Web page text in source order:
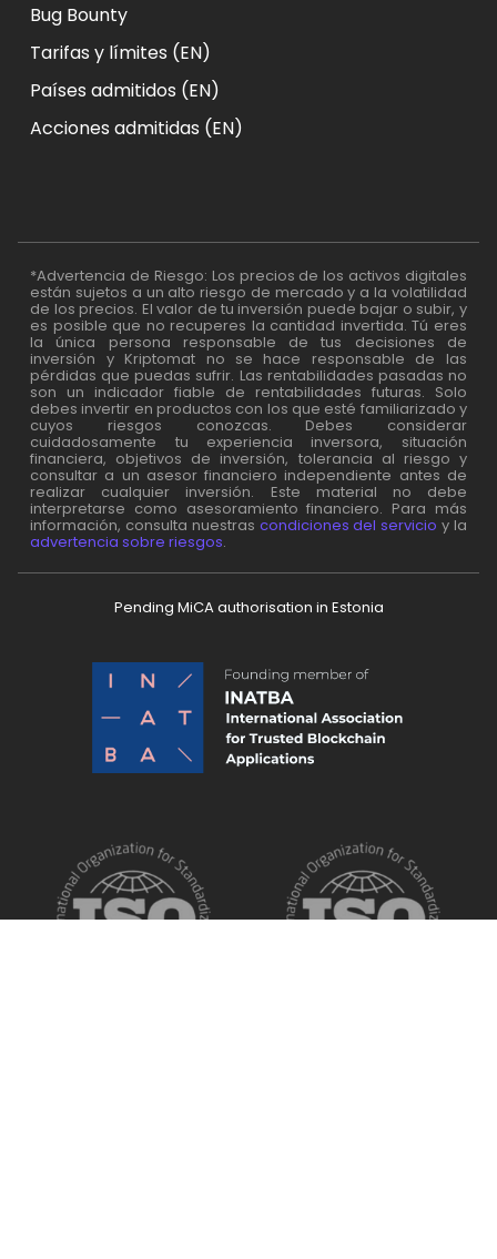
Bug Bounty
Tarifas y límites (EN)
Países admitidos (EN)
Acciones admitidas (EN)
*Advertencia de Riesgo: Los precios de los activos digitales
están sujetos a un alto riesgo de mercado y a la volatilidad
de los precios. El valor de tu inversión puede bajar o subir, y
es posible que no recuperes la cantidad invertida. Tú eres
la única persona responsable de tus decisiones de
inversión y Kriptomat no se hace responsable de las
pérdidas que puedas sufrir. Las rentabilidades pasadas no
son un indicador fiable de rentabilidades futuras. Solo
debes invertir en productos con los que esté familiarizado y
cuyos riesgos conozcas. Debes considerar
cuidadosamente tu experiencia inversora, situación
financiera, objetivos de inversión, tolerancia al riesgo y
consultar a un asesor financiero independiente antes de
realizar cualquier inversión. Este material no debe
interpretarse como asesoramiento financiero. Para más
información, consulta nuestras condiciones del servicio y la
advertencia sobre riesgos.
Pending MiCA authorisation in Estonia